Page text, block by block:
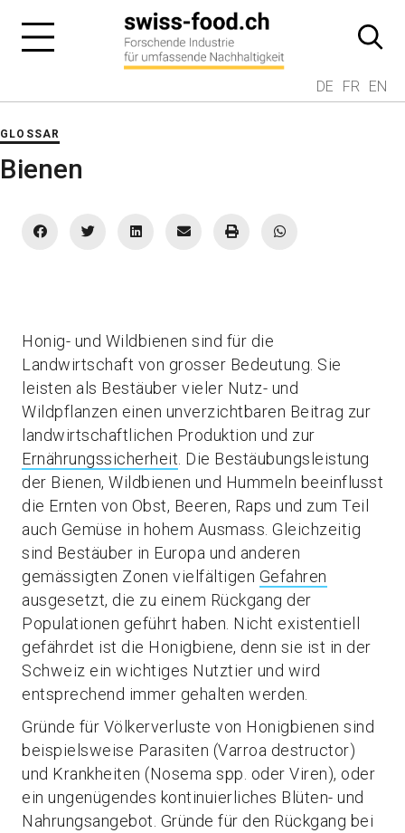
DE FR EN
GLOSSAR
Bienen
Honig- und Wildbienen sind für die
Landwirtschaft von grosser Bedeutung. Sie
leisten als Bestäuber vieler Nutz- und
Wildpflanzen einen unverzichtbaren Beitrag zur
landwirtschaftlichen Produktion und zur
Ernährungssicherheit . Die Bestäubungsleistung
der Bienen, Wildbienen und Hummeln beeinflusst
die Ernten von Obst, Beeren, Raps und zum Teil
auch Gemüse in hohem Ausmass. Gleichzeitig
sind Bestäuber in Europa und anderen
gemässigten Zonen vielfältigen Gefahren
ausgesetzt, die zu einem Rückgang der
Populationen geführt haben. Nicht existentiell
gefährdet ist die Honigbiene, denn sie ist in der
Schweiz ein wichtiges Nutztier und wird
entsprechend immer gehalten werden.
Gründe für Völkerverluste von Honigbienen sind
beispielsweise Parasiten (Varroa destructor)
und Krankheiten (Nosema spp. oder Viren), oder
ein ungenügendes kontinuierliches Blüten- und
Nahrungsangebot. Gründe für den Rückgang bei